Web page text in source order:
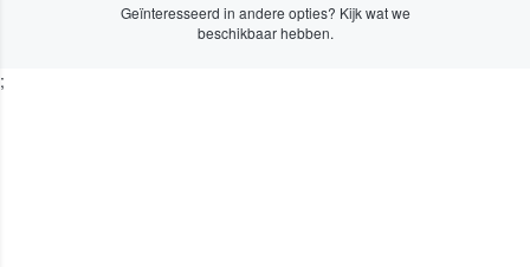
Geïnteresseerd in andere opties? Kijk wat we
beschikbaar hebben.
;